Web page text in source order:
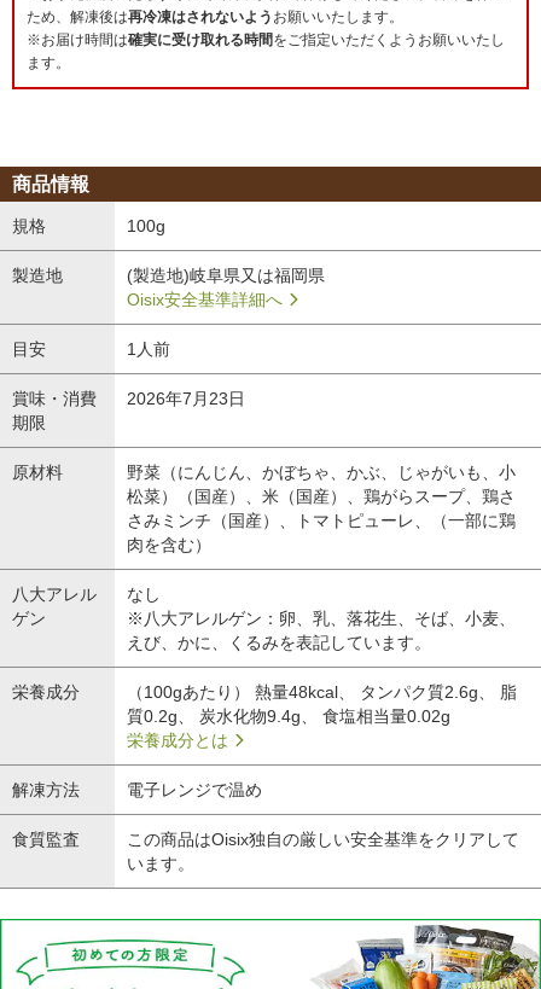
ため、解凍後は再冷凍はされないよう お願いいたします。
※お届け時間は確実に受け取れる時間をご指定いただくようお願いいたし
ます。